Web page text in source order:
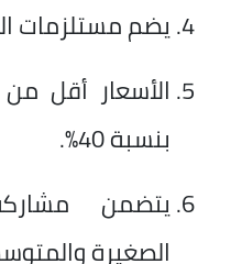
يضم مستلزمات
الأسعار أقل
بنسبة 40%.
يتضمن
الصغيرة